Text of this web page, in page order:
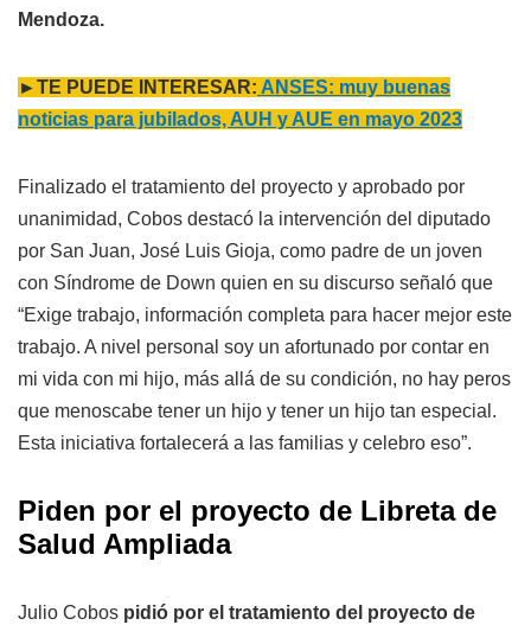
Mendoza.
►TE PUEDE INTERESAR: ANSES: muy buenas
noticias para jubilados, AUH y AUE en mayo 2023
Finalizado el tratamiento del proyecto y aprobado por
unanimidad, Cobos destacó la intervención del diputado
por San Juan, José Luis Gioja, como padre de un joven
con Síndrome de Down quien en su discurso señaló que
“Exige trabajo, información completa para hacer mejor este
trabajo. A nivel personal soy un afortunado por contar en
mi vida con mi hijo, más allá de su condición, no hay peros
que menoscabe tener un hijo y tener un hijo tan especial.
Esta iniciativa fortalecerá a las familias y celebro eso”.
Piden por el proyecto de Libreta de
Salud Ampliada
Julio Cobos pidió por el tratamiento del proyecto de